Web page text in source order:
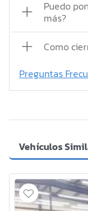
Puedo
más?
Como
Preguntas
Vehículos